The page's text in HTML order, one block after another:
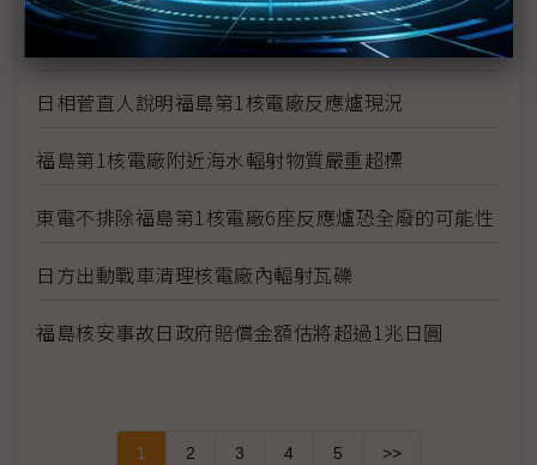
福島23日清晨發生規模5餘震 日方表示不影響福島
核電廠復原作業
日相菅直人說明福島第1核電廠反應爐現況
福島第1核電廠附近海水輻射物質嚴重超標
東電不排除福島第1核電廠6座反應爐恐全廢的可能性
日方出動戰車清理核電廠內輻射瓦礫
福島核安事故日政府賠償金額估將超過1兆日圓
1 2 3 4 5 >>